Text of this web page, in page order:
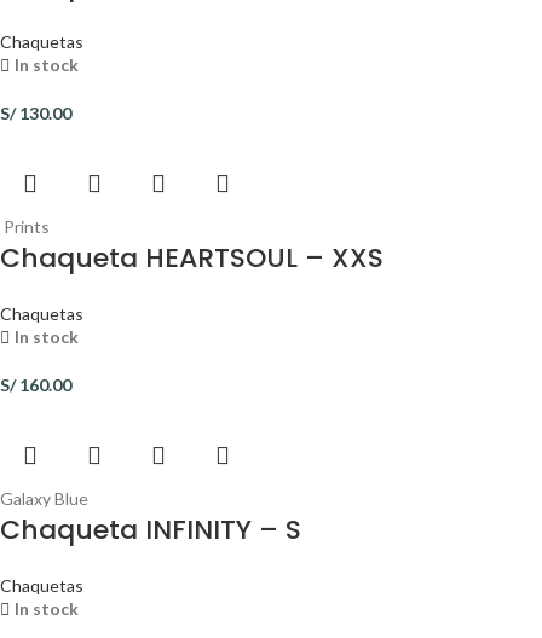
Chaquetas
In stock
S/130.00
Prints
Chaqueta HEARTSOUL – XXS
Chaquetas
In stock
S/160.00
Galaxy Blue
Chaqueta INFINITY – S
Chaquetas
In stock